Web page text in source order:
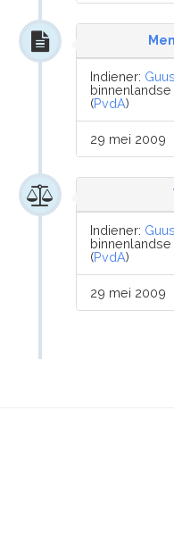
Indiener:
(PvdA)
29 mei 2009
Indiener:
(PvdA)
29 mei 2009